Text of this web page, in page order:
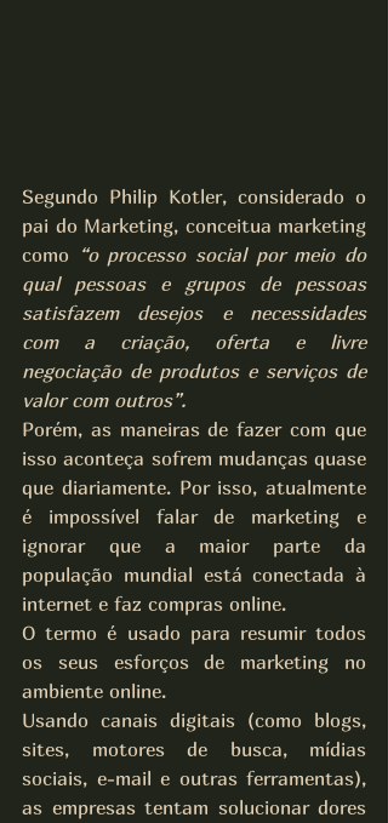
Segundo Philip Kotler, considerado o
pai do Marketing, conceitua marketing
como “o processo social por meio do
qual pessoas e grupos de pessoas
satisfazem desejos e necessidades
com a criação, oferta e livre
negociação de produtos e serviços de
valor com outros”.
Porém, as maneiras de fazer com que
isso aconteça sofrem mudanças quase
que diariamente. Por isso, atualmente
é impossível falar de marketing e
ignorar que a maior parte da
população mundial está conectada à
internet e faz compras online.
O termo é usado para resumir todos
os seus esforços de marketing no
ambiente online.
Usando canais digitais (como blogs,
sites, motores de busca, mídias
sociais, e-mail e outras ferramentas),
as empresas tentam solucionar dores